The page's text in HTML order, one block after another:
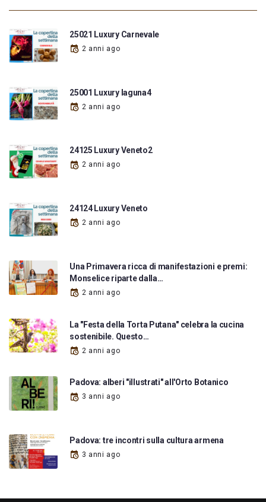
25021 Luxury Carnevale
2 anni ago
25001 Luxury laguna4
2 anni ago
24125 Luxury Veneto2
2 anni ago
24124 Luxury Veneto
2 anni ago
Una Primavera ricca di manifestazioni e premi:
Monselice riparte dalla…
2 anni ago
La "Festa della Torta Putana" celebra la cucina
sostenibile. Questo…
2 anni ago
Padova: alberi "illustrati" all'Orto Botanico
3 anni ago
Padova: tre incontri sulla cultura armena
3 anni ago